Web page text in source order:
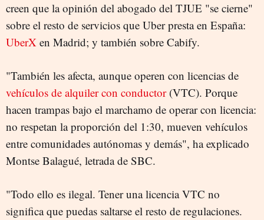
creen que la opinión del abogado del TJUE "se cierne"
sobre el resto de servicios que Uber presta en España:
UberX en Madrid; y también sobre Cabify.
"También les afecta, aunque operen con licencias de
vehículos de alquiler con conductor (VTC). Porque
hacen trampas bajo el marchamo de operar con licencia:
no respetan la proporción del 1:30, mueven vehículos
entre comunidades autónomas y demás", ha explicado
Montse Balagué, letrada de SBC.
"Todo ello es ilegal. Tener una licencia VTC no
significa que puedas saltarse el resto de regulaciones.